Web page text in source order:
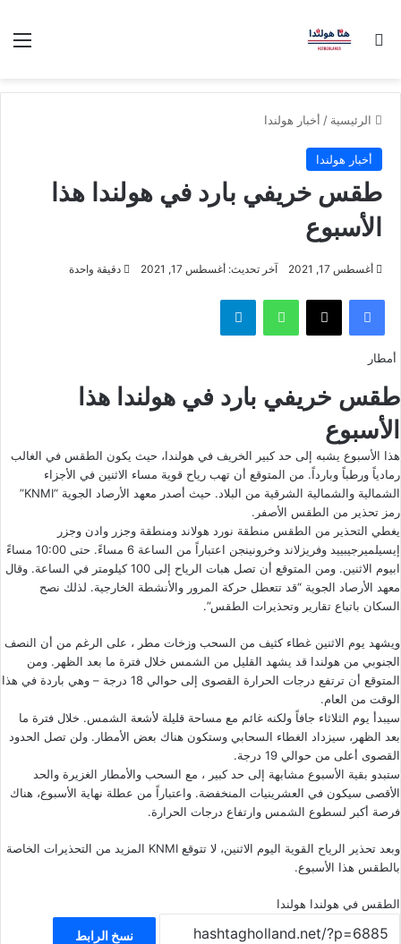
بحث عن
الرئيسية / أخبار هولندا
أخبار هولندا
طقس خريفي بارد في هولندا هذا
الأسبوع
أغسطس 17, 2021 آخر تحديث: أغسطس 17, 2021 دقيقة واحدة
فيسبوك ‫X واتساب تيلقرام
أمطار
طقس خريفي بارد في هولندا هذا
الأسبوع
هذا الأسبوع يشبه إلى حد كبير الخريف في هولندا، حيث يكون الطقس في الغالب
رمادياً ورطباً وبارداً. من المتوقع أن تهب رياح قوية مساء الاثنين في الأجزاء
الشمالية والشمالية الشرقية من البلاد. حيث أصدر معهد الأرصاد الجوية “KNMI”
رمز تحذير من الطقس الأصفر.
يغطي التحذير من الطقس منطقة نورد هولاند ومنطقة وجزر وادن وجزر
إيسيلميرجيبييد وفريزلاند وخرونينجن اعتباراً من الساعة 6 مساءً. حتى 10:00 مساءً
ابيوم الاثنين. ومن المتوقع أن تصل هبات الرياح إلى 100 كيلومتر في الساعة. وقال
معهد الأرصاد الجوية “قد تتعطل حركة المرور والأنشطة الخارجية. لذلك نصح
السكان باتباع تقارير وتحذيرات الطقس”.
ويشهد يوم الاثنين غطاء كثيف من السحب وزخات مطر ، على الرغم من أن النصف
الجنوبي من هولندا قد يشهد القليل من الشمس خلال فترة ما بعد الظهر. ومن
المتوقع أن ترتفع درجات الحرارة القصوى إلى حوالي 18 درجة – وهي باردة في هذا
الوقت من العام.
سيبدأ يوم الثلاثاء جافاً ولكنه غائم مع مساحة قليلة لأشعة الشمس. خلال فترة ما
بعد الظهر، سيزداد الغطاء السحابي وستكون هناك بعض الأمطار. ولن تصل الحدود
القصوى أعلى من حوالي 19 درجة.
ستبدو بقية الأسبوع مشابهة إلى حد كبير ، مع السحب والأمطار الغزيرة والحد
الأقصى سيكون في العشرينيات المنخفضة. واعتباراً من عطلة نهاية الأسبوع، هناك
فرصة أكبر لسطوع الشمس وارتفاع درجات الحرارة.
وبعد تحذير الرياح القوية اليوم الاثنين، لا تتوقع KNMI المزيد من التحذيرات الخاصة
بالطقس هذا الأسبوع.
الطقس في هولندا هولندا
نسخ الرابط